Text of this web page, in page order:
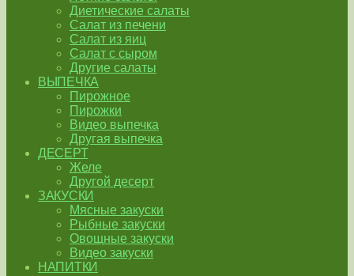
Диетические салаты
Салат из печени
Салат из яиц
Салат с сыром
Другие салаты
ВЫПЕЧКА
Пирожное
Пирожки
Видео выпечка
Другая выпечка
ДЕСЕРТ
Желе
Другой десерт
ЗАКУСКИ
Мясные закуски
Рыбные закуски
Овощные закуски
Видео закуски
НАПИТКИ